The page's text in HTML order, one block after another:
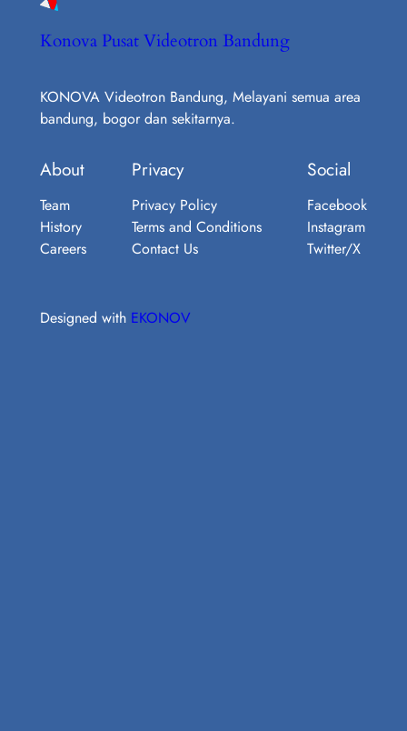
Konova Pusat Videotron Bandung
KONOVA Videotron Bandung, Melayani semua area
bandung, bogor dan sekitarnya.
About
Team
History
Careers
Privacy
Privacy Policy
Terms and Conditions
Contact Us
Social
Facebook
Instagram
Twitter/X
Designed with EKONOV